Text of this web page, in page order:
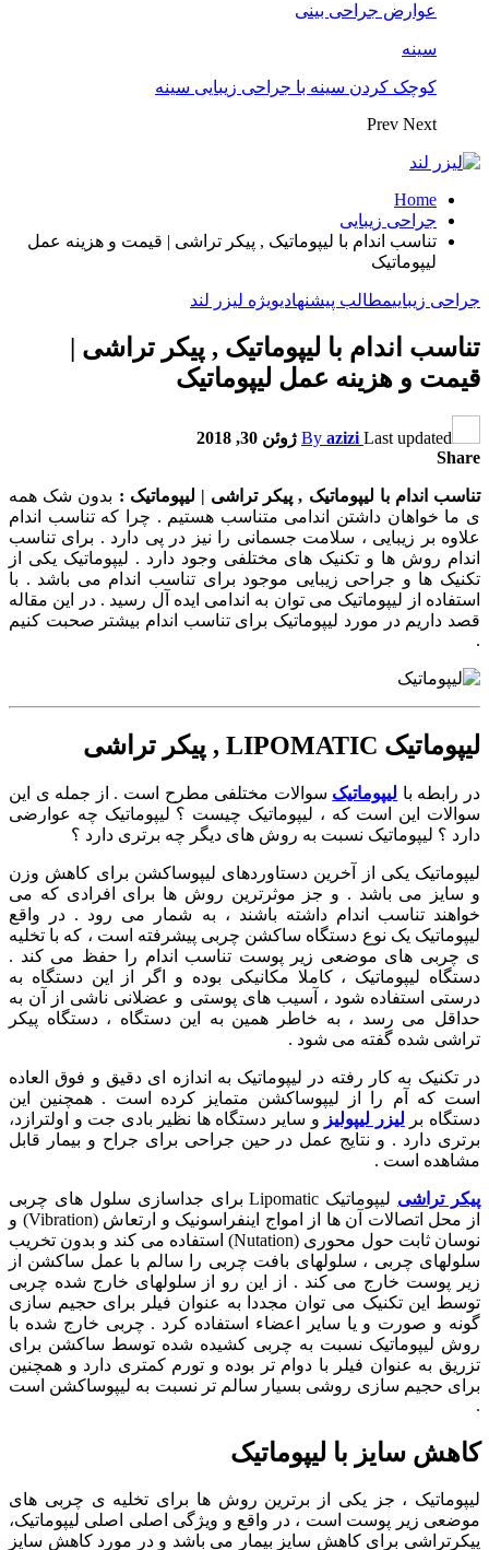
عوارض جراحی بینی
سینه
کوچک کردن سینه با جراحی زیبایی سینه
Prev Next
Home
جراحی زیبایی
تناسب اندام با لیپوماتیک , پیکر تراشی | قیمت و هزینه عمل
لیپوماتیک
جراحی زیباییمطالب پیشنهادیویژه لیزر لند
تناسب اندام با لیپوماتیک , پیکر تراشی |
قیمت و هزینه عمل لیپوماتیک
By azizi Last updated
ژوئن 30, 2018
Share
تناسب اندام با لیپوماتیک , پیکر تراشی | لیپوماتیک : بدون شک همه
ی ما خواهان داشتن اندامی متناسب هستیم . چرا که تناسب اندام
علاوه بر زیبایی ، سلامت جسمانی را نیز در پی دارد . برای تناسب
اندام روش ها و تکنیک های مختلفی وجود دارد . لیپوماتیک یکی از
تکنیک ها و جراحی زیبایی موجود برای تناسب اندام می باشد . با
استفاده از لیپوماتیک می توان به اندامی ایده آل رسید . در این مقاله
قصد داریم در مورد لیپوماتیک برای تناسب اندام بیشتر صحبت کنیم
.
لیپوماتیک LIPOMATIC , پیکر تراشی
در رابطه با لیپوماتیک سوالات مختلفی مطرح است . از جمله ی این
سوالات این است که ، لیپوماتیک چیست ؟ لیپوماتیک چه عوارضی
دارد ؟ لیپوماتیک نسبت به روش های دیگر چه برتری دارد ؟
لیپوماتیک یکی از آخرین دستاوردهای لیپوساکشن برای کاهش وزن
و سایز می باشد . و جز موثرترین روش ها برای افرادی که می
خواهند تناسب اندام داشته باشند ، به شمار می رود . در واقع
لیپوماتیک یک نوع دستگاه ساکشن چربی پیشرفته است ، که با تخلیه
ی چربی های موضعی زیر پوست تناسب اندام را حفظ می کند .
دستگاه لیپوماتیک ، کاملا مکانیکی بوده و اگر از این دستگاه به
درستی استفاده شود ، آسیب های پوستی و عضلانی ناشی از آن به
حداقل می رسد ، به خاطر همین به این دستگاه ، دستگاه پیکر
تراشی شده گفته می شود .
در تکنیک به کار رفته در لیپوماتیک به اندازه ای دقیق و فوق العاده
است که آم را از لیپوساکشن متمایز کرده است . همچنین این
دستگاه بر لیزر لیپولیز و سایر دستگاه ها نظیر بادی جت و اولترازد،
برتری دارد . و نتایج عمل در حین جراحی برای جراح و بیمار قابل
مشاهده است .
پیکر تراشی
لیپوماتیک Lipomatic برای جداسازی سلول های چربی
از محل اتصالات آن ها از امواج اینفراسونیک و ارتعاش (Vibration) و
نوسان ثابت حول محوری (Nutation) استفاده می کند و بدون تخریب
سلولهای چربی ، سلولهای بافت چربی را سالم با عمل ساکشن از
زیر پوست خارج می کند . از این رو از سلولهای خارج شده چربی
توسط این تکنیک می توان مجددا به عنوان فیلر برای حجیم سازی
گونه و صورت و یا سایر اعضاء استفاده کرد . چربی خارج شده با
روش لیپوماتیک نسبت به چربی کشیده شده توسط ساکشن برای
تزریق به عنوان فیلر با دوام تر بوده و تورم کمتری دارد و همچنین
برای حجیم سازی روشی بسیار سالم تر نسبت به لیپوساکشن است
.
کاهش سایز با لیپوماتیک
لیپوماتیک ، جز یکی از برترین روش ها برای تخلیه ی چربی های
موضعی زیر پوست است ، در واقع و ویژگی اصلی اصلی لیپوماتیک،
پیکرتراشی برای کاهش سایز بیمار می باشد و در مورد کاهش سایز